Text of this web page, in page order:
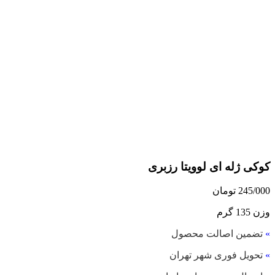
کوکی ژله ای لوویتا رزبری
245/000 تومان
وزن 135 گرم
» تضمین اصالت محصول
» تحویل فوری شهر تهران